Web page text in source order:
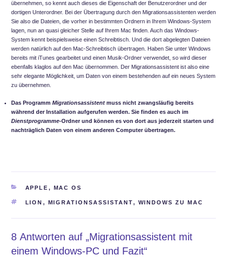
übernehmen, so kennt auch dieses die Eigenschaft der Benutzerordner und der
dortigen Unterordner. Bei der Übertragung durch den Migrationsassistenten werden
Sie also die Dateien, die vorher in bestimmten Ordnern in Ihrem Windows-System
lagen, nun an quasi gleicher Stelle auf Ihrem Mac finden. Auch das Windows-
System kennt beispielsweise einen Schreibtisch. Und die dort abgelegten Dateien
werden natürlich auf den Mac-Schreibtisch übertragen. Haben Sie unter Windows
bereits mit iTunes gearbeitet und einen Musik-Ordner verwendet, so wird dieser
ebenfalls klaglos auf den Mac übernommen. Der Migrationsassistent ist also eine
sehr elegante Möglichkeit, um Daten von einem bestehenden auf ein neues System
zu übernehmen.
Das Programm Migrationsassistent muss nicht zwangsläufig bereits
während der Installation aufgerufen werden. Sie finden es auch im
Dienstprogramme-Ordner und können es von dort aus jederzeit starten und
nachträglich Daten von einem anderen Computer übertragen.
KATEGORIEN
APPLE , MAC OS
SCHLAGWÖRTER
LION , MIGRATIONSASSISTANT, WINDOWS ZU MAC
8 Antworten auf „Migrationsassistent mit
einem Windows-PC und Fazit“